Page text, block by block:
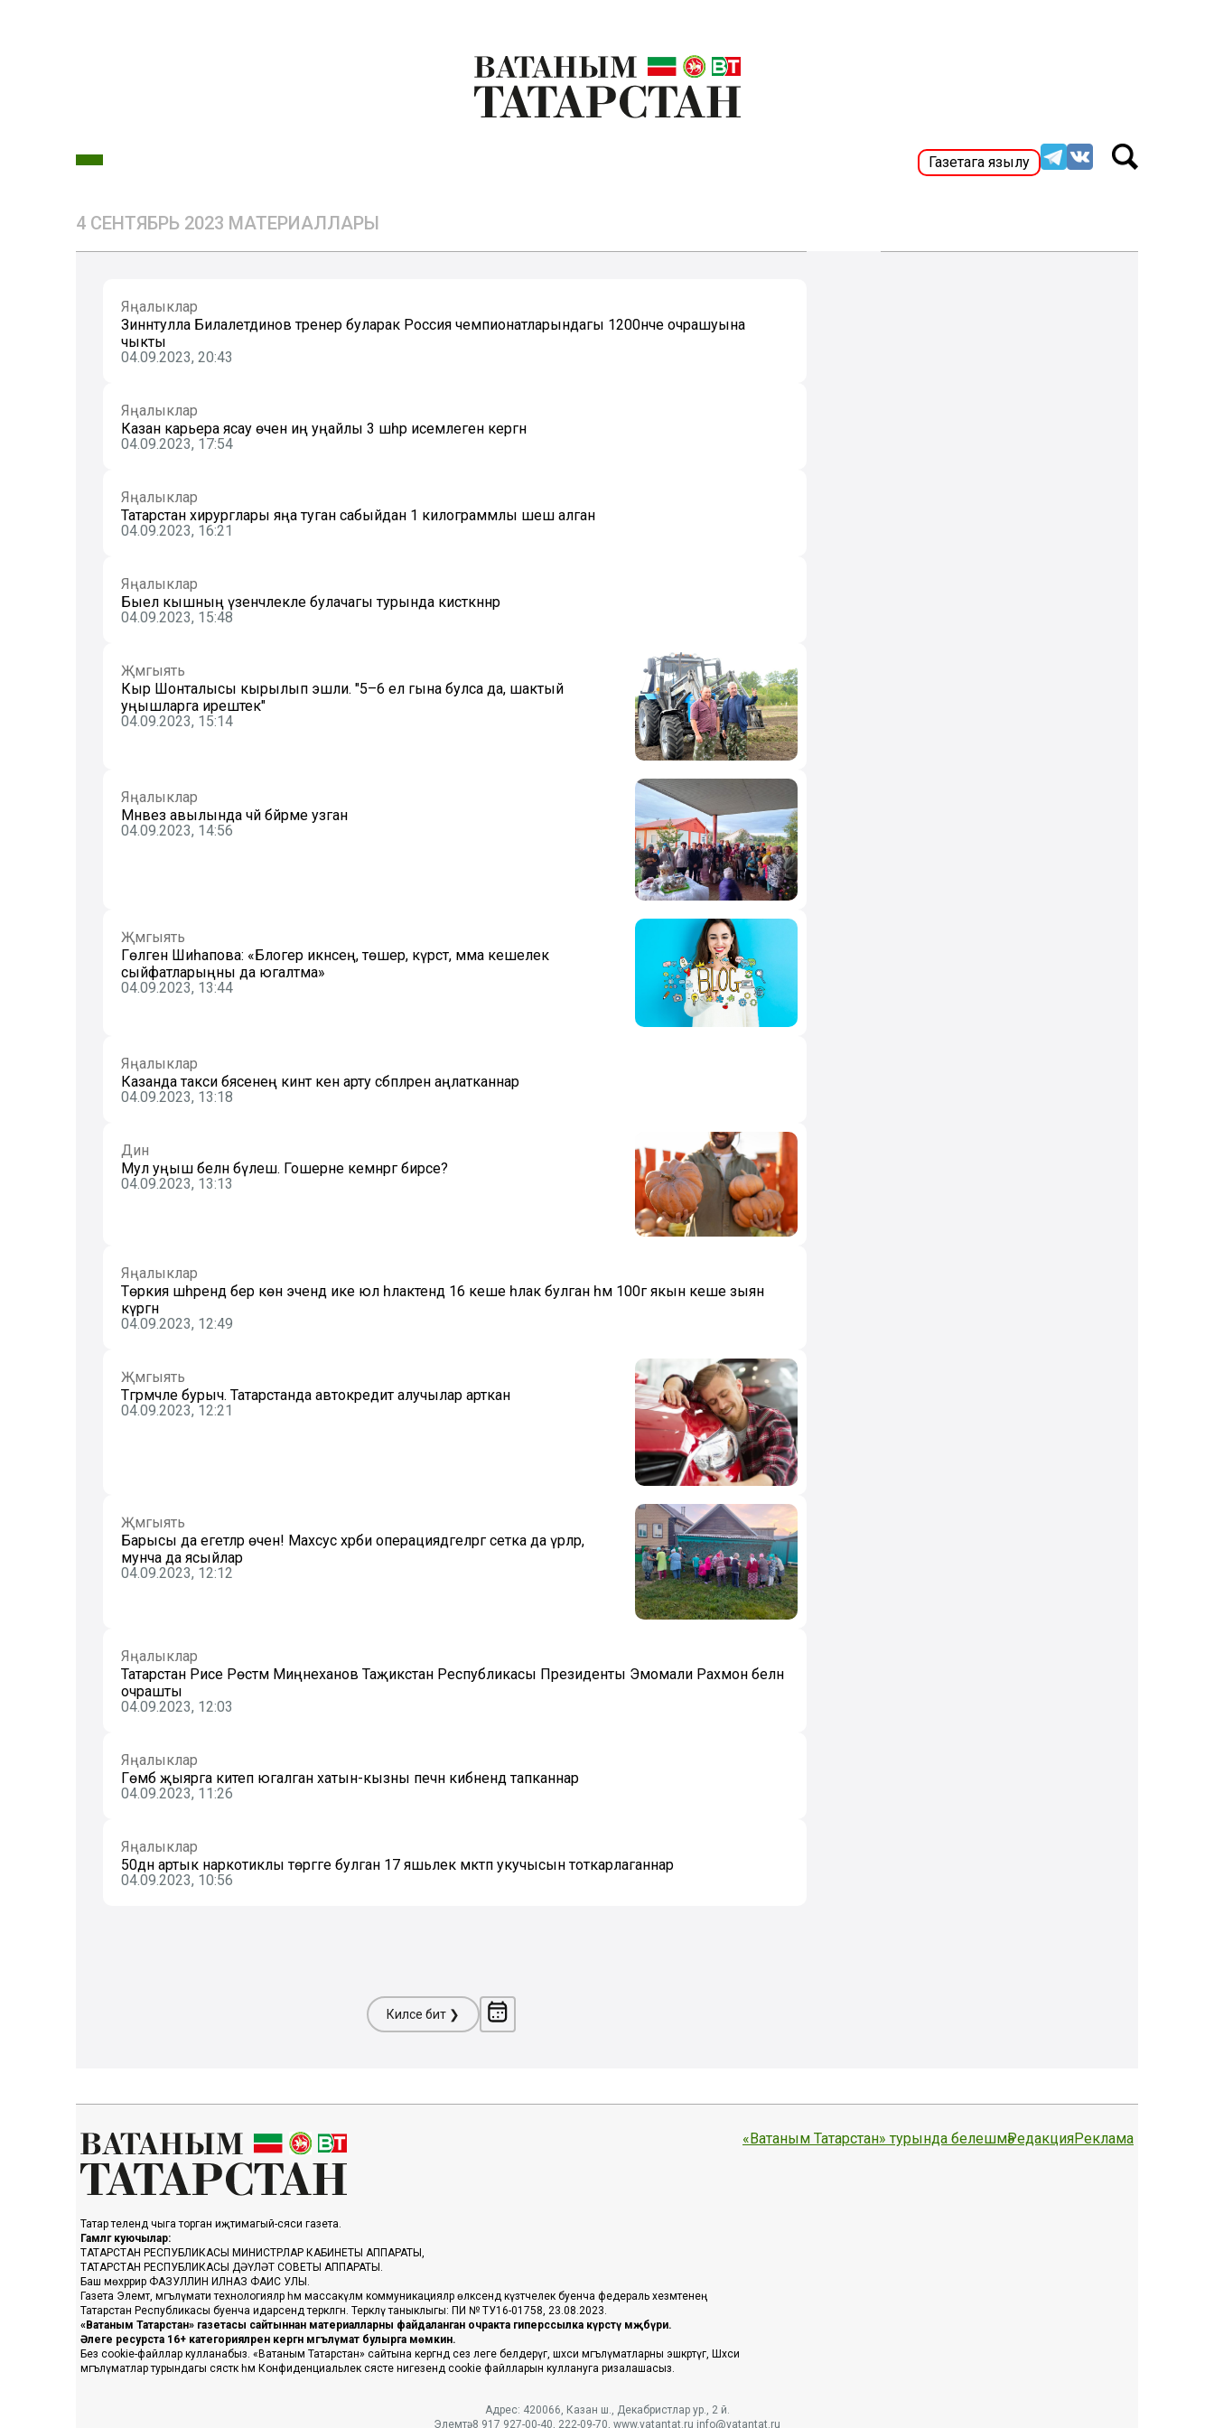
Газетага язылу
4 СЕНТЯБРЬ 2023 МАТЕРИАЛЛАРЫ
Яңалыклар
Зиннәтулла Билалетдинов тренер буларак Россия чемпионатларындагы 1200нче очрашуына
чыкты
04.09.2023, 20:43
Яңалыклар
Казан карьера ясау өчен иң уңайлы 3 шәһәр исемлегенә кергән
04.09.2023, 17:54
Яңалыклар
Татарстан хирурглары яңа туган сабыйдан 1 килограммлы шеш алган
04.09.2023, 16:21
Яңалыклар
Быел кышның үзенчәлекле булачагы турында кисәткәннәр
04.09.2023, 15:48
Җәмгыять
Кыр Шонталысы кырылып эшли. "5–6 ел гына булса да, шактый
уңышларга ирештек"
04.09.2023, 15:14
Яңалыклар
Мәнәвез авылында чәй бәйрәме узган
04.09.2023, 14:56
Җәмгыять
Гөлгенә Шиһапова: «Блогер икәнсең, төшер, күрсәт, әмма кешелек
сыйфатларыңны да югалтма»
04.09.2023, 13:44
Яңалыклар
Казанда такси бәясенең кинәт кенә арту сәбәпләрен аңлатканнар
04.09.2023, 13:18
Дин
Мул уңыш белән бүлеш. Гошерне кемнәргә бирәсе?
04.09.2023, 13:13
Яңалыклар
Төркия шәһәрендә бер көн эчендә ике юл һәлакәтендә 16 кеше һәлак булган һәм 100гә якын кеше зыян
күргән
04.09.2023, 12:49
Җәмгыять
Тәгәрмәчле бурыч. Татарстанда автокредит алучылар арткан
04.09.2023, 12:21
Җәмгыять
Барысы да егетләр өчен! Махсус хәрби операциядәгеләргә сетка да үрәләр,
мунча да ясыйлар
04.09.2023, 12:12
Яңалыклар
Татарстан Рәисе Рөстәм Миңнеханов Таҗикстан Республикасы Президенты Эмомали Рахмон белән
очрашты
04.09.2023, 12:03
Яңалыклар
Гөмбә җыярга китеп югалган хатын-кызны печән кибәнендә тапканнар
04.09.2023, 11:26
Яңалыклар
50дән артык наркотиклы төргәге булган 17 яшьлек мәктәп укучысын тоткарлаганнар
04.09.2023, 10:56
Киләсе бит ❯
Татар телендә чыга торган иҗтимагый-сәяси газета.
Гамәлгә куючылар:
ТАТАРСТАН РЕСПУБЛИКАСЫ МИНИСТРЛАР КАБИНЕТЫ АППАРАТЫ,
ТАТАРСТАН РЕСПУБЛИКАСЫ ДӘҮЛӘТ СОВЕТЫ АППАРАТЫ.
Баш мөхәррир ФАЗУЛЛИН ИЛНАЗ ФАИС УЛЫ.
Газета Элемтә, мәгълүмати технологияләр һәм массакүләм коммуникацияләр өлкәсендә күзәтчелек буенча федераль хезмәтенең
Татарстан Республикасы буенча идарәсендә теркәлгән. Теркәлү таныклыгы: ПИ № ТУ16-01758, 23.08.2023.
«Ватаным Татарстан» газетасы сайтыннан материалларны файдаланган очракта гиперссылка күрсәтү мәҗбүри.
Әлеге ресурста 16+ категорияләренә кергән мәгълүмат булырга мөмкин.
Без cookie-файллар кулланабыз. «Ватаным Татарстан» сайтына кергәндә сез әлеге белдерүгә, шәхси мәгълүматларны эшкәртүгә, Шәхси
мәгълүматлар турындагы сәясәткә һәм Конфиденциальлек сәясәте нигезендә cookie файлларын куллануга ризалашасыз.
«Ватаным Татарстан» турында белешмәРедакцияРеклама
Адрес: 420066, Казан ш., Декабристлар ур., 2 й.
Элемтә: 8 917 927-00-40, 222-09-70, www.vatantat.ru info@vatantat.ru